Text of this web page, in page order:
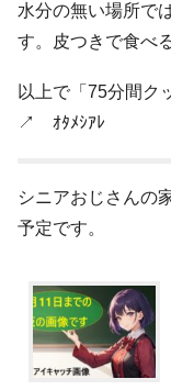
水分の無い場所で
す。皮つきで食べ
以上で「75分間ク
↗ ｵﾀﾒｼｱﾚ
シニアおじさんの
予定です。